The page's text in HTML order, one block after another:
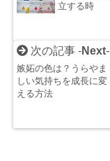
立する時
次の記事 -Next-
嫉妬の色は？うらやま
しい気持ちを成長に変
える方法